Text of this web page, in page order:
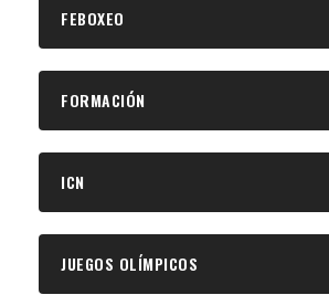
FEBOXEO
FORMACIÓN
ICN
JUEGOS OLÍMPICOS